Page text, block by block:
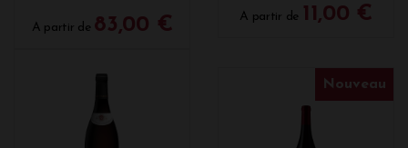
A partir de 83,00 € A partir de 11,00 €
Nouveau